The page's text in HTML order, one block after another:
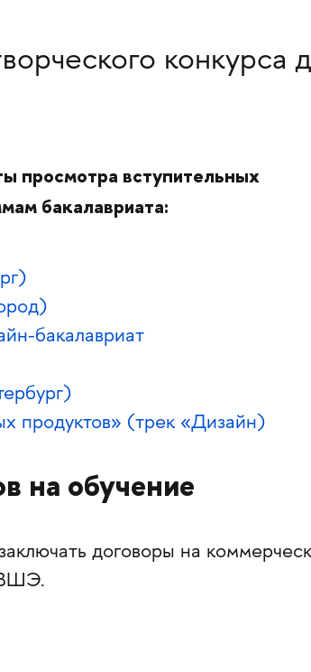
конкурса
просмотра вступительных
бакалавриата:
бакалавриат
продуктов» (трек «Дизайн)
на обучение
договоры на
ВШЭ.